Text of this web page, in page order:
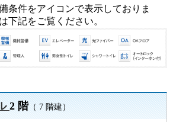
条件をアイコンで表示しておりま
下記をご覧ください。
2 階（ 7 階建）